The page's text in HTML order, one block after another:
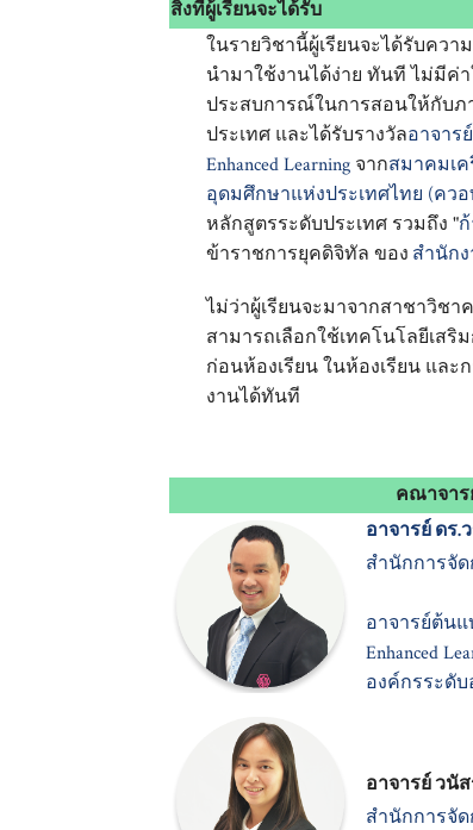
สิ่งที่ผู้เรียนจะได้รับ
ในรายวิชานี้ผู้เรียนจะได้รับคว
นำมาใช้งานได้ง่าย ทันที ไม่มีค่
ประสบการณ์ในการสอนให้กับภ
ประเทศ และได้รับรางวัลอาจาร
Enhanced Learning จากสมาคมเ
อุดมศึกษาแห่งประเทศไทย (คว
หลักสูตรระดับประเทศ รวมถึง "
ข้าราชการยุคดิจิทัล ของ สำนัก
ไม่ว่าผู้เรียนจะมาจากสาชาวิชา
สามารถเลือกใช้เทคโนโลยีเส
ก่อนห้องเรียน ในห้องเรียน แล
งานได้ทันที
คณาจา
อาจารย์ ดร.
สำนักการจั
อาจารย์ต้นแ
Enhanced
องค์กรระดั
อาจารย์ วนั
สำนักการจั